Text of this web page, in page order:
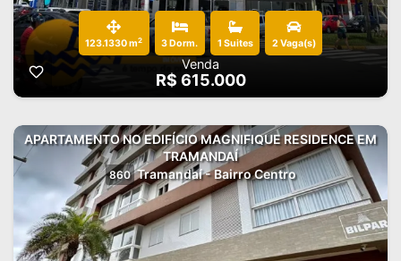
123.1330 m2 3 Dorm. 1 Suites 2 Vaga(s)
Venda
R$ 615.000
APARTAMENTO NO EDIFÍCIO MAGNIFIQUE RESIDENCE EM
TRAMANDAÍ
860 Tramandaí - Bairro Centro